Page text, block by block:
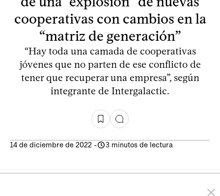
cooperativas con cambios en la
“matriz de generación”
“Hay toda una camada de cooperativas
jóvenes que no parten de ese conflicto de
tener que recuperar una empresa”, según
integrante de Intergalactic.
14 de diciembre de 2022 - 3 minutos de lectura